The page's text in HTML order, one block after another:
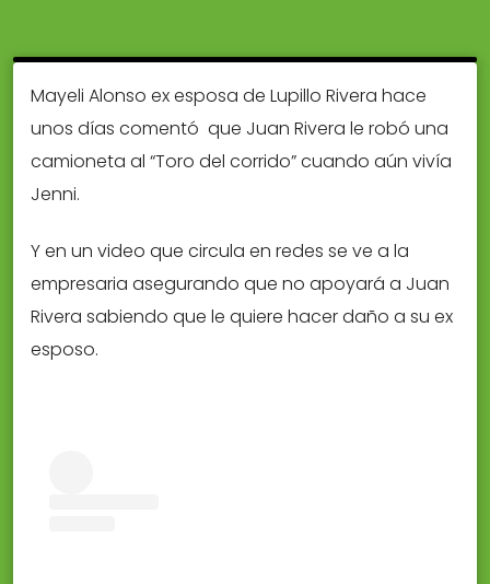
Mayeli Alonso ex esposa de Lupillo Rivera hace
unos días comentó que Juan Rivera le robó una
camioneta al “Toro del corrido” cuando aún vivía
Jenni.
Y en un video que circula en redes se ve a la
empresaria asegurando que no apoyará a Juan
Rivera sabiendo que le quiere hacer daño a su ex
esposo.